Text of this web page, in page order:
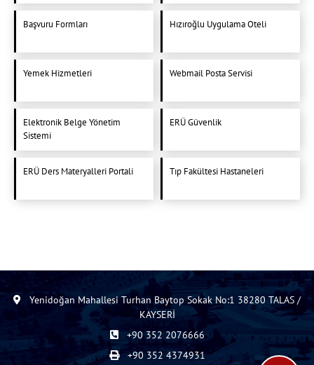
Başvuru Formları Hızıroğlu Uygulama Oteli
Yemek Hizmetleri Webmail Posta Servisi
Elektronik Belge Yönetim
Sistemi
ERÜ Güvenlik
ERÜ Ders Materyalleri Portali Tıp Fakültesi Hastaneleri
Yenidoğan Mahallesi Turhan Baytop Sokak No:1 38280 TALAS /
KAYSERİ
+90 352 2076666
+90 352 4374931